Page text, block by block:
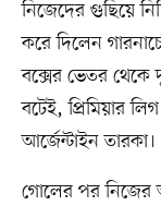
নিজেদের গুছিয়ে
করে দিলেন
বক্সের ভেতর থেকে
বটেই, প্রিমিয়ার
আর্জেন্টাইন তারকা।
গোলের পর